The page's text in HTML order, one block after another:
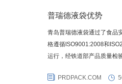
普瑞德液袋优势
青岛普瑞德液袋通过了食品
格遵循ISO9001:2008和
运行，经铁道部产品质量检
（TTCL）国际COA铁路撞
PRDPACK.COM